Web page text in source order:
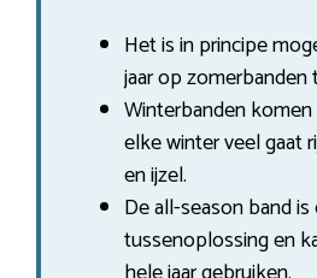
Het is in principe
jaar op zomerbanden
Winterbanden
elke winter veel gaat
en ijzel.
De all-season band
tussenoplossing en